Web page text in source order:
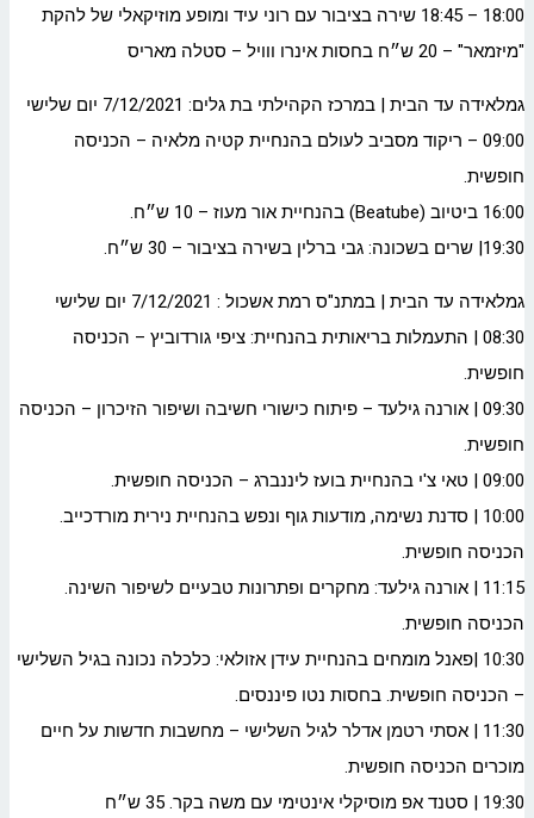
18:00 – 18:45 שירה בציבור עם רוני עיד ומופע מוזיקאלי של להקת
"מיזמאר" – 20 ש״ח בחסות אינרו ווויל – סטלה מאריס
גמלאידה עד הבית | במרכז הקהילתי בת גלים: 7/12/2021 יום שלישי
09:00 – ריקוד מסביב לעולם בהנחיית קטיה מלאיה – הכניסה
חופשית.
16:00 ביטיוב (Beatube) בהנחיית אור מעוז – 10 ש״ח.
19:30| שרים בשכונה: גבי ברלין בשירה בציבור – 30 ש״ח.
גמלאידה עד הבית | במתנ"ס רמת אשכול : 7/12/2021 יום שלישי
08:30 | התעמלות בריאותית בהנחיית: ציפי גורדוביץ – הכניסה
חופשית.
09:30 | אורנה גילעד – פיתוח כישורי חשיבה ושיפור הזיכרון – הכניסה
חופשית.
09:00 | טאי צ'י בהנחיית בועז ליננברג – הכניסה חופשית.
10:00 | סדנת נשימה, מודעות גוף ונפש בהנחיית נירית מורדכייב.
הכניסה חופשית.
11:15 | אורנה גילעד: מחקרים ופתרונות טבעיים לשיפור השינה.
הכניסה חופשית.
10:30 |פאנל מומחים בהנחיית עידן אזולאי: כלכלה נכונה בגיל השלישי
– הכניסה חופשית. בחסות נטו פיננסים.
11:30 | אסתי רטמן אדלר לגיל השלישי – מחשבות חדשות על חיים
מוכרים הכניסה חופשית.
19:30 | סטנד אפ מוסיקלי אינטימי עם משה בקר. 35 ש״ח